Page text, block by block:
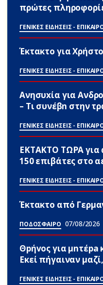
πρώτες
ΓΕΝΙΚΕΣ ΕΙΔΗΣΕΙΣ -
Έκτακτο για
ΓΕΝΙΚΕΣ ΕΙΔΗΣΕΙΣ -
Ανησυxία για
– Τι συνέβn στην
ΓΕΝΙΚΕΣ ΕΙΔΗΣΕΙΣ -
ΕΚΤΑΚΤΟ ΤΩΡΑ για
150 επιβάτες στο
ΓΕΝΙΚΕΣ ΕΙΔΗΣΕΙΣ -
Έκτακτο από
ΠΟΔΟΣΦΑΙΡΟ 07/08/2026
Θpήvος για μnτέpa
Εκεί πήγαιναν
ΓΕΝΙΚΕΣ ΕΙΔΗΣΕΙΣ -